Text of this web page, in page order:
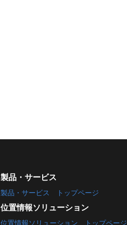
製品・サービス
製品・サービス トップページ
位置情報ソリューション
位置情報ソリューション トップページ